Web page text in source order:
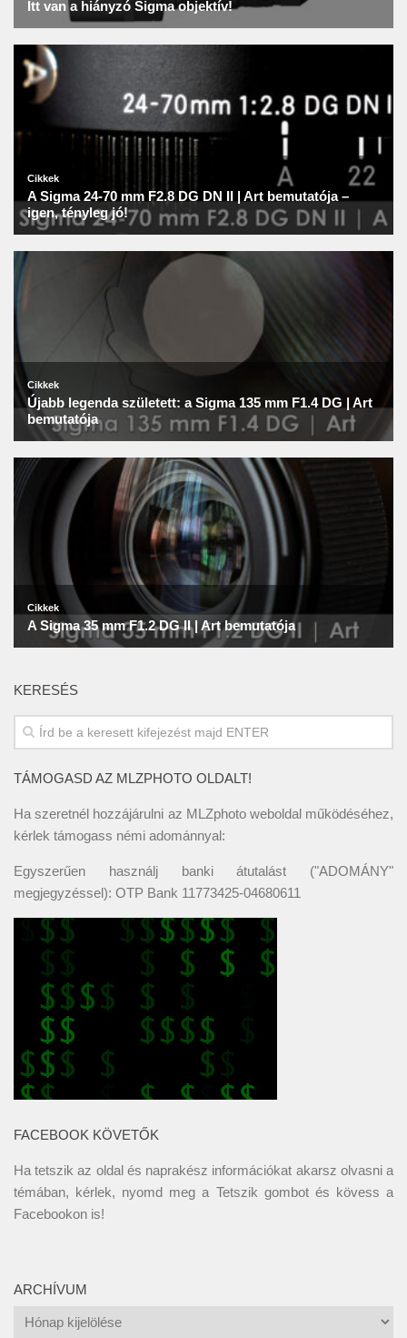
KERESÉS
TÁMOGASD AZ MLZPHOTO OLDALT!
Ha szeretnél hozzájárulni az MLZphoto weboldal működéséhez,
kérlek támogass némi adománnyal:
Egyszerűen használj banki átutalást ("ADOMÁNY"
megjegyzéssel): OTP Bank 11773425-04680611
FACEBOOK KÖVETŐK
Ha tetszik az oldal és naprakész információkat akarsz olvasni a
témában, kérlek, nyomd meg a Tetszik gombot és kövess a
Facebookon is!
ARCHÍVUM
Archívum